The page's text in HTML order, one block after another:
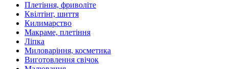
Плетіння, фриволіте
Квілтінг, шиття
Килимарство
Макраме, плетіння
Ліпка
Миловаріння, косметика
Виготовлення свічок